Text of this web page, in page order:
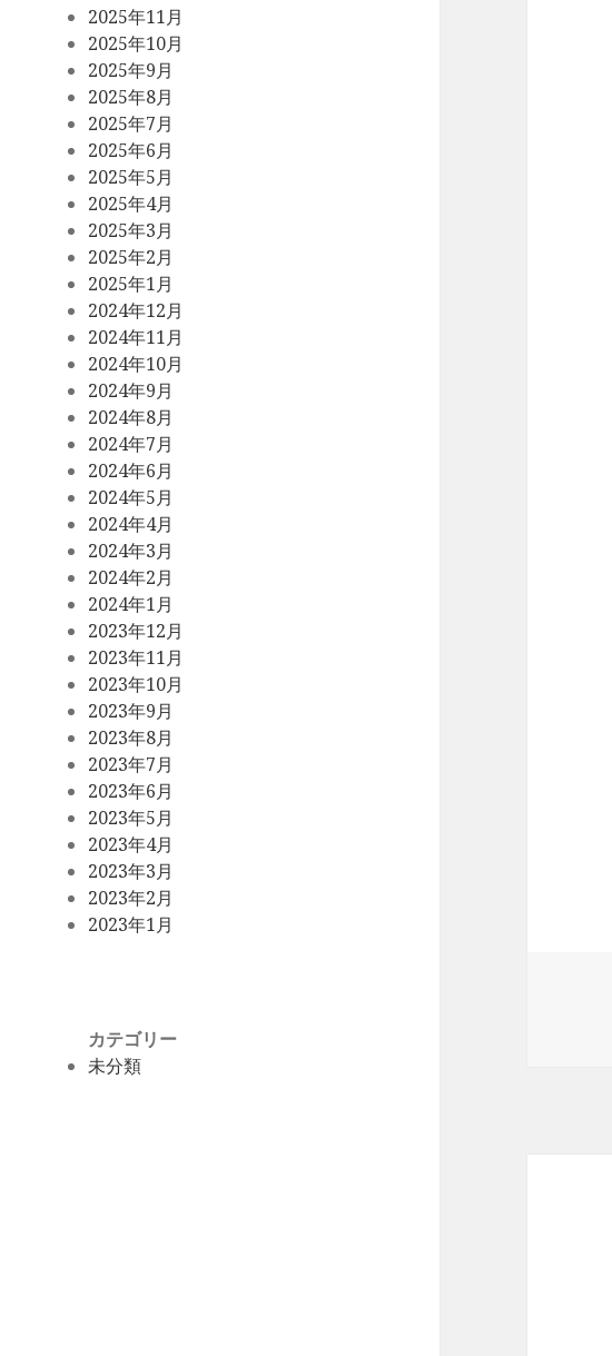
2025年11月
2025年10月
2025年9月
2025年8月
2025年7月
2025年6月
2025年5月
2025年4月
2025年3月
2025年2月
2025年1月
2024年12月
2024年11月
2024年10月
2024年9月
2024年8月
2024年7月
2024年6月
2024年5月
2024年4月
2024年3月
2024年2月
2024年1月
2023年12月
2023年11月
2023年10月
2023年9月
2023年8月
2023年7月
2023年6月
2023年5月
2023年4月
2023年3月
2023年2月
2023年1月
カテゴリー
未分類